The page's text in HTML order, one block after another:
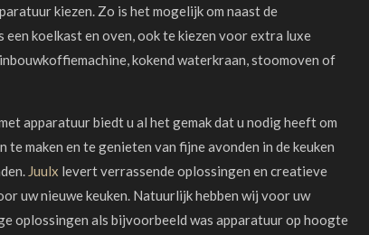
kiezen. Zo is het mogelijk om naast de
een koelkasten oven, ook te kiezen voor extra luxe
inbouwkoffiemachine, kokend waterkraan, stoomoven of
apparatuur biedt u al het gemak dat u nodig heeft om
te maken en te genieten van fijne avonden in de keuken
Juulx levert verrassende oplossingen en creatieve
uw nieuwe keuken. Natuurlijk hebben wij voor uw
oplossingen als bijvoorbeeld was apparatuur op hoogte